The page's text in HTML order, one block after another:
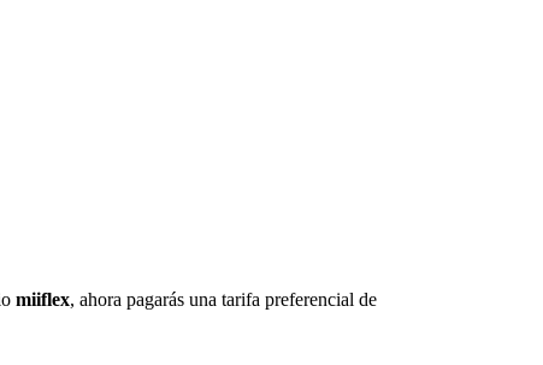
miiflex, ahora pagarás una tarifa preferencial de